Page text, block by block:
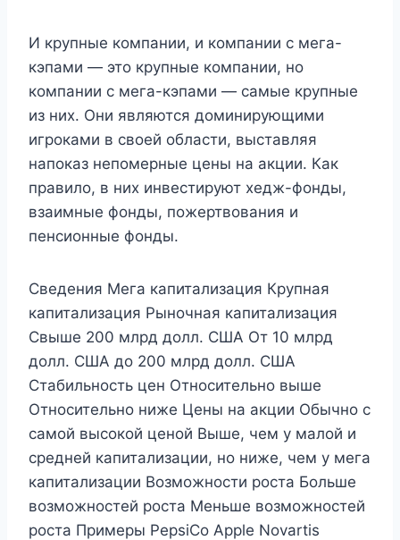
И крупные компании, и компании с мега-
кэпами — это крупные компании, но
компании с мега-кэпами — самые крупные
из них. Они являются доминирующими
игроками в своей области, выставляя
напоказ непомерные цены на акции. Как
правило, в них инвестируют хедж-фонды,
взаимные фонды, пожертвования и
пенсионные фонды.
Сведения Мега капитализация Крупная
капитализация Рыночная капитализация
Свыше 200 млрд долл. США От 10 млрд
долл. США до 200 млрд долл. США
Стабильность цен Относительно выше
Относительно ниже Цены на акции Обычно с
самой высокой ценой Выше, чем у малой и
средней капитализации, но ниже, чем у мега
капитализации Возможности роста Больше
возможностей роста Меньше возможностей
роста Примеры PepsiCo Apple Novartis